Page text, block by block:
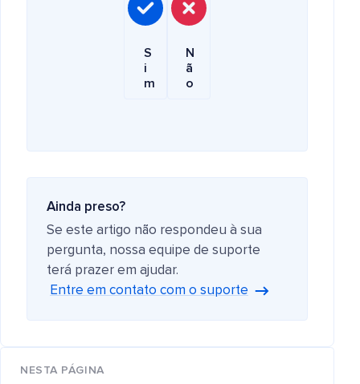
S
i
m
N
ã
o
Ainda preso?
Se este artigo não respondeu à sua
pergunta, nossa equipe de suporte
terá prazer em ajudar.
Entre em contato com o suporte
NESTA PÁGINA